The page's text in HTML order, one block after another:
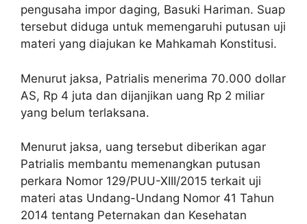
pengusaha impor daging, Basuki Hariman. Suap
tersebut diduga untuk memengaruhi putusan uji
materi yang diajukan ke Mahkamah Konstitusi.
Menurut jaksa, Patrialis menerima 70.000 dollar
AS, Rp 4 juta dan dijanjikan uang Rp 2 miliar
yang belum terlaksana.
Menurut jaksa, uang tersebut diberikan agar
Patrialis membantu memenangkan putusan
perkara Nomor 129/PUU-XIII/2015 terkait uji
materi atas Undang-Undang Nomor 41 Tahun
2014 tentang Peternakan dan Kesehatan